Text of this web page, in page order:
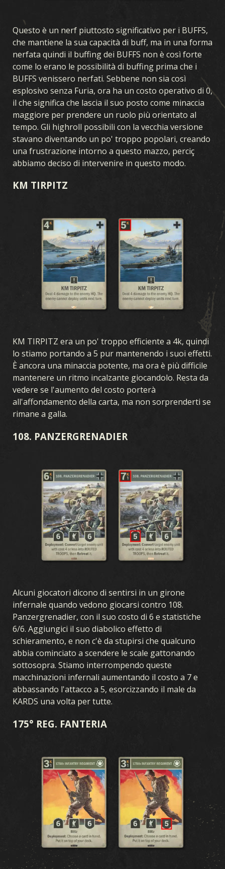
Questo è un nerf piuttosto significativo per i BUFFS,
che mantiene la sua capacità di buff, ma in una forma
nerfata quindi il buffing dei BUFFS non è così forte
come lo erano le possibilità di buffing prima che i
BUFFS venissero nerfati. Sebbene non sia così
esplosivo senza Furia, ora ha un costo operativo di 0,
il che significa che lascia il suo posto come minaccia
maggiore per prendere un ruolo più orientato al
tempo. Gli highroll possibili con la vecchia versione
stavano diventando un po' troppo popolari, creando
una frustrazione intorno a questo mazzo, perciç
abbiamo deciso di intervenire in questo modo.
KM TIRPITZ
KM TIRPITZ era un po' troppo efficiente a 4k, quindi
lo stiamo portando a 5 pur mantenendo i suoi effetti.
È ancora una minaccia potente, ma ora è più difficile
mantenere un ritmo incalzante giocandolo. Resta da
vedere se l'aumento del costo porterà
all'affondamento della carta, ma non sorprenderti se
rimane a galla.
108. PANZERGRENADIER
Alcuni giocatori dicono di sentirsi in un girone
infernale quando vedono giocarsi contro 108.
Panzergrenadier, con il suo costo di 6 e statistiche
6/6. Aggiungici il suo diabolico effetto di
schieramento, e non c'è da stupirsi che qualcuno
abbia cominciato a scendere le scale gattonando
sottosopra. Stiamo interrompendo queste
macchinazioni infernali aumentando il costo a 7 e
abbassando l'attacco a 5, esorcizzando il male da
KARDS una volta per tutte.
175° REG. FANTERIA
GIOCO
CHE COS’È KARDS COME GIOCARE NAZIONI